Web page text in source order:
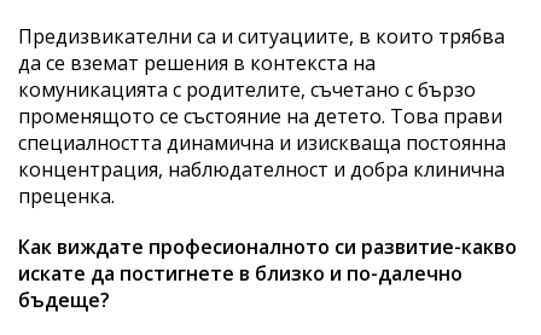
Предизвикателни са и ситуациите, в които трябва
да се вземат решения в контекста на
комуникацията с родителите, съчетано с бързо
променящото се състояние на детето. Това прави
специалността динамична и изискваща постоянна
концентрация, наблюдателност и добра клинична
преценка.
Как виждате професионалното си развитие-какво
искате да постигнете в близко и по-далечно
бъдеще?